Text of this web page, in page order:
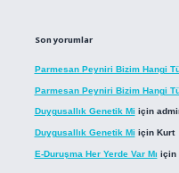
Son yorumlar
Parmesan Peyniri Bizim Hangi
Parmesan Peyniri Bizim Hangi
Duygusallık Genetik Mi için
Duygusallık Genetik Mi için Kurt
E-Duruşma Her Yerde Var Mı için